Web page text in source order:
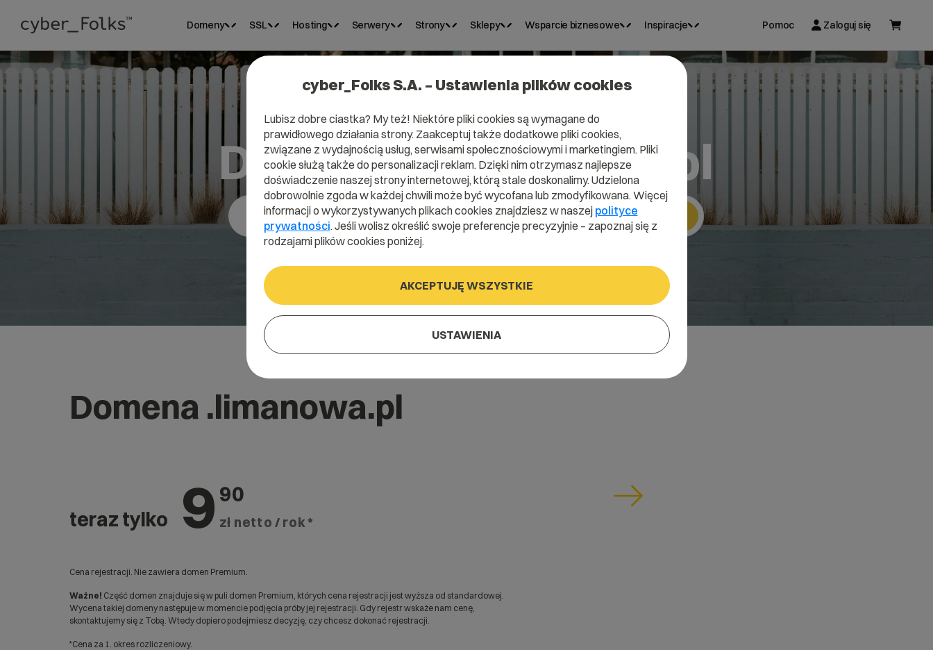
Domeny SSL Hosting Serwery Strony Sklepy Wsparcie biznesowe Inspiracje Pomoc Zaloguj się
Domena .limanowa.pl
.limanowa.pl Szukaj
Domena .limanowa.pl
teraz tylko 9 90
zł netto / rok *
Cena rejestracji. Nie zawiera domen Premium.
Ważne! Część domen znajduje się w puli domen Premium, których cena rejestracji jest wyższa od standardowej.
Wycena takiej domeny następuje w momencie podjęcia próby jej rejestracji. Gdy rejestr wskaże nam cenę,
skontaktujemy się z Tobą. Wtedy dopiero podejmiesz decyzję, czy chcesz dokonać rejestracji.
*Cena za 1. okres rozliczeniowy.
cyber_Folks S.A. – Ustawienia plików cookies
Lubisz dobre ciastka? My też! Niektóre pliki cookies są wymagane do
prawidłowego działania strony. Zaakceptuj także dodatkowe pliki cookies,
związane z wydajnością usług, serwisami społecznościowymi i marketingiem. Pliki
cookie służą także do personalizacji reklam. Dzięki nim otrzymasz najlepsze
doświadczenie naszej strony internetowej, którą stale doskonalimy. Udzielona
dobrowolnie zgoda w każdej chwili może być wycofana lub zmodyfikowana. Więcej
informacji o wykorzystywanych plikach cookies znajdziesz w naszej polityce
prywatności. Jeśli wolisz określić swoje preferencje precyzyjnie – zapoznaj się z
rodzajami plików cookies poniżej.
AKCEPTUJĘ WSZYSTKIE
USTAWIENIA